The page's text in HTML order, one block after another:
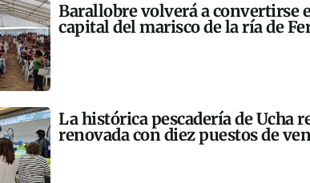
Barallobre volverá a convertirse
capital del marisco de la ría de
La histórica pescadería de Ucha
renovada con diez puestos de